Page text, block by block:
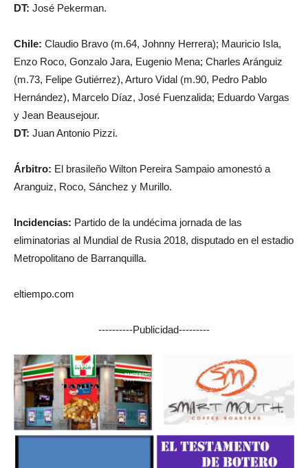
DT: José Pekerman.
Chile: Claudio Bravo (m.64, Johnny Herrera); Mauricio Isla,
Enzo Roco, Gonzalo Jara, Eugenio Mena; Charles Aránguiz
(m.73, Felipe Gutiérrez), Arturo Vidal (m.90, Pedro Pablo
Hernández), Marcelo Díaz, José Fuenzalida; Eduardo Vargas
y Jean Beausejour.
DT: Juan Antonio Pizzi.
Árbitro: El brasileño Wilton Pereira Sampaio amonestó a
Aranguiz, Roco, Sánchez y Murillo.
Incidencias: Partido de la undécima jornada de las
eliminatorias al Mundial de Rusia 2018, disputado en el estadio
Metropolitano de Barranquilla.
eltiempo.com
----------Publicidad---------